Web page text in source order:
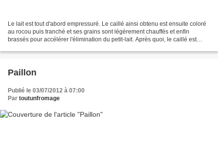
Le lait est tout d'abord empressuré. Le caillé ainsi obtenu est ensuite coloré
au rocou puis tranché et ses grains sont légèrement chauffés et enfin
brassés pour accélérer l'élimination du petit-lait. Après quoi, le caillé est
Paillon
Publié le 03/07/2012 à 07:00
Par toutunfromage